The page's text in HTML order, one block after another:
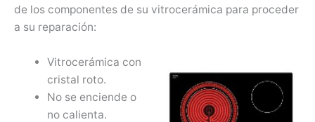
de los componentes de su vitrocerámica para proceder
a su reparación:
Vitrocerámica con
cristal roto.
No se enciende o
no calienta.